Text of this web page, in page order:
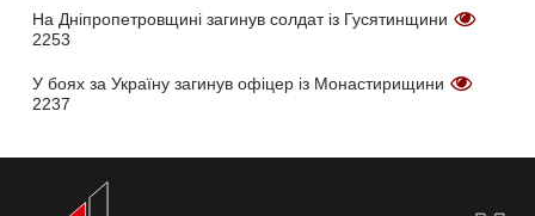
На Дніпропетровщині загинув солдат із Гусятинщини
2253
У боях за Україну загинув офіцер із Монастирищини
2237